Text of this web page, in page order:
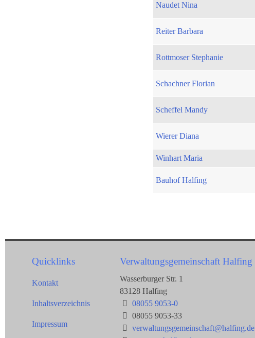
Naudet Nina
Reiter Barbara
Rottmoser Stephanie
Schachner Florian
Scheffel Mandy
Wierer Diana
Winhart Maria
Bauhof Halfing
Quicklinks
Kontakt
Inhaltsverzeichnis
Impressum
Verwaltungsgemeinschaft Halfing
Wasserburger Str. 1
83128 Halfing
08055 9053-0
08055 9053-33
verwaltungsgemeinschaft@halfing.de